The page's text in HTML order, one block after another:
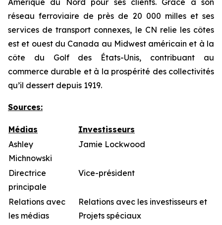
Amérique du Nord pour ses clients. Grâce à son
réseau ferroviaire de près de 20 000 milles et ses
services de transport connexes, le CN relie les côtes
est et ouest du Canada au Midwest américain et à la
côte du Golf des États-Unis, contribuant au
commerce durable et à la prospérité des collectivités
qu’il dessert depuis 1919.
Sources:
Médias
Investisseurs
Ashley
Michnowski
Jamie Lockwood
Directrice
principale
Vice-président
Relations avec
les médias
Relations avec les investisseurs et
Projets spéciaux